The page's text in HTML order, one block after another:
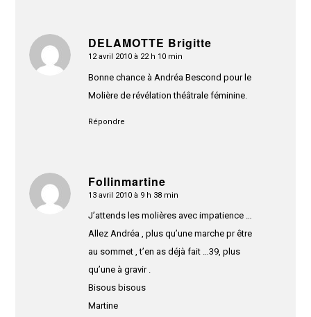
DELAMOTTE Brigitte
dit
12 avril 2010 à 22 h 10 min
Bonne chance à Andréa Bescond pour le
Molière de révélation théâtrale féminine.
Répondre
Follinmartine
dit
13 avril 2010 à 9 h 38 min
J’attends les molières avec impatience …
Allez Andréa , plus qu’une marche pr être
au sommet , t’en as déjà fait …39, plus
qu’une à gravir .
Bisous bisous
Martine